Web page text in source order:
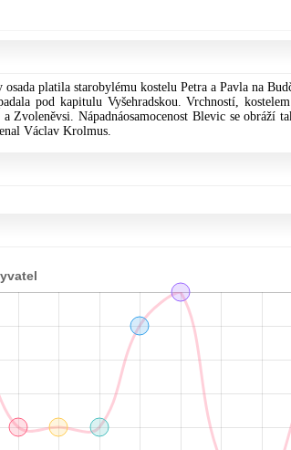
platila starobylému kostelu Petra a Pavla na
pod kapitulu Vyšehradskou. Vrchností,
Nápadnáosamocenost Blevic se obráží
Václav Krolmus.